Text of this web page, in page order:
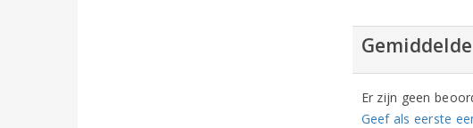
Er zijn geen
Geef als eerste